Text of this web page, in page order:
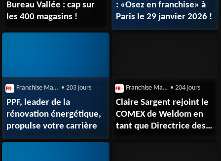
Bureau Vallée : cap sur
les 400 magasins !
: «Osez en franchise» à
Paris le 29 janvier 2026 !
Franchise Magazine • 203 jours
PPF, leader de la
rénovation énergétique,
propulse votre carrière
Franchise Magazine • 204 jours
Claire Sargent rejoint le
COMEX de Weldom en
tant que Directrice des